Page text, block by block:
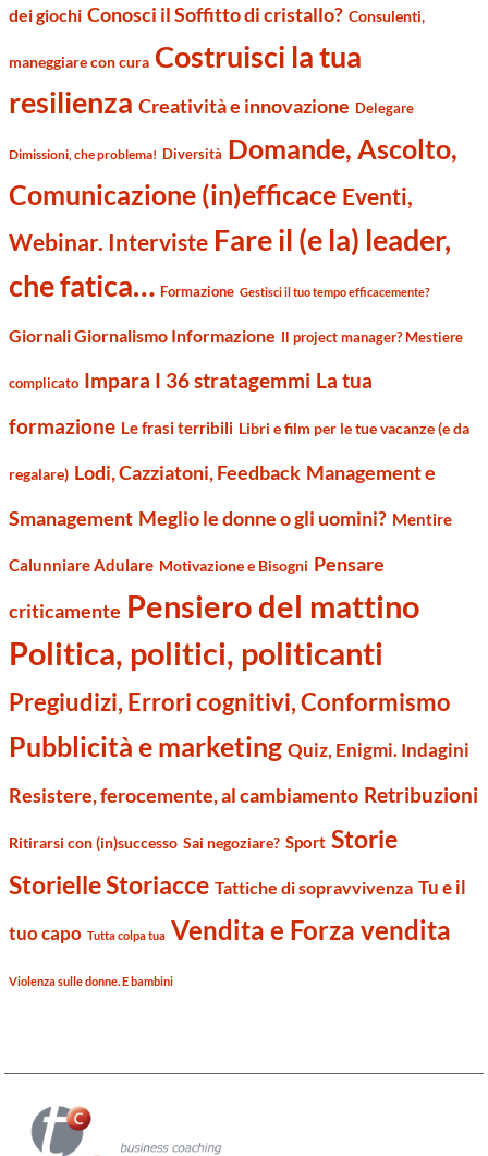
dei giochi Conosci il Soffitto di cristallo? Consulenti,
maneggiare con cura Costruisci la tua
resilienza Creatività e innovazione Delegare
Dimissioni, che problema! Diversità Domande, Ascolto,
Comunicazione (in)efficace Eventi,
Webinar. Interviste Fare il (e la) leader,
che fatica… Formazione Gestisci il tuo tempo efficacemente?
Giornali Giornalismo Informazione Il project manager? Mestiere
complicato Impara I 36 stratagemmi La tua
formazione Le frasi terribili Libri e film per le tue vacanze (e da
regalare) Lodi, Cazziatoni, Feedback Management e
Smanagement Meglio le donne o gli uomini? Mentire
Calunniare Adulare Motivazione e Bisogni Pensare
criticamente Pensiero del mattino
Politica, politici, politicanti
Pregiudizi, Errori cognitivi, Conformismo
Pubblicità e marketing Quiz, Enigmi. Indagini
Resistere, ferocemente, al cambiamento Retribuzioni
Ritirarsi con (in)successo Sai negoziare? Sport Storie
Storielle Storiacce Tattiche di sopravvivenza Tu e il
tuo capo Tutta colpa tua Vendita e Forza vendita
Violenza sulle donne. E bambini